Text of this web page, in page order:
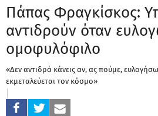
Πάπας Φραγκίσκος:
αντιδρούν όταν
ομοφυλόφιλο
«Δεν αντιδρά κάνεις αν, ας πούμε,
εκμεταλεύεται τον κόσμο»